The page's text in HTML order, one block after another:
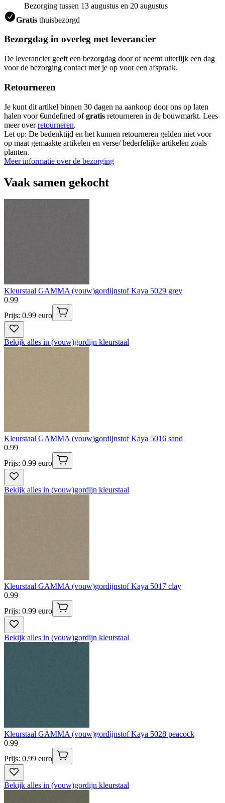
Bezorging tussen 13 augustus en 20 augustus
Gratis thuisbezorgd
Bezorgdag in overleg met leverancier
De leverancier geeft een bezorgdag door of neemt uiterlijk een dag
voor de bezorging contact met je op voor een afspraak.
Retourneren
Je kunt dit artikel binnen 30 dagen na aankoop door ons op laten
halen voor €undefined ofgratis retourneren in de bouwmarkt. Lees
meer overretourneren.
Let op: De bedenktijd en het kunnen retourneren gelden niet voor
op maat gemaakte artikelen en verse/ bederfelijke artikelen zoals
planten.
Meer informatie over de bezorging
Vaak samen gekocht
Kleurstaal GAMMA (vouw)gordijnstof Kaya 5029 grey
0.99
Prijs: 0.99 euro
Bekijk alles in (vouw)gordijn kleurstaal
Kleurstaal GAMMA (vouw)gordijnstof Kaya 5016 sand
0.99
Prijs: 0.99 euro
Bekijk alles in (vouw)gordijn kleurstaal
Kleurstaal GAMMA (vouw)gordijnstof Kaya 5017 clay
0.99
Prijs: 0.99 euro
Bekijk alles in (vouw)gordijn kleurstaal
Kleurstaal GAMMA (vouw)gordijnstof Kaya 5028 peacock
0.99
Prijs: 0.99 euro
Bekijk alles in (vouw)gordijn kleurstaal